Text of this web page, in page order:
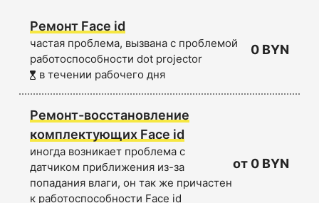
Ремонт Face id
частая проблема, вызвана с проблемой
работоспособности dot projector
в течении рабочего дня
0 BYN
Ремонт-восстановление
комплектующих Face id
иногда возникает проблема с
датчиком приближения из-за
попадания влаги, он так же причастен
к работоспособности Face id
от 0 BYN